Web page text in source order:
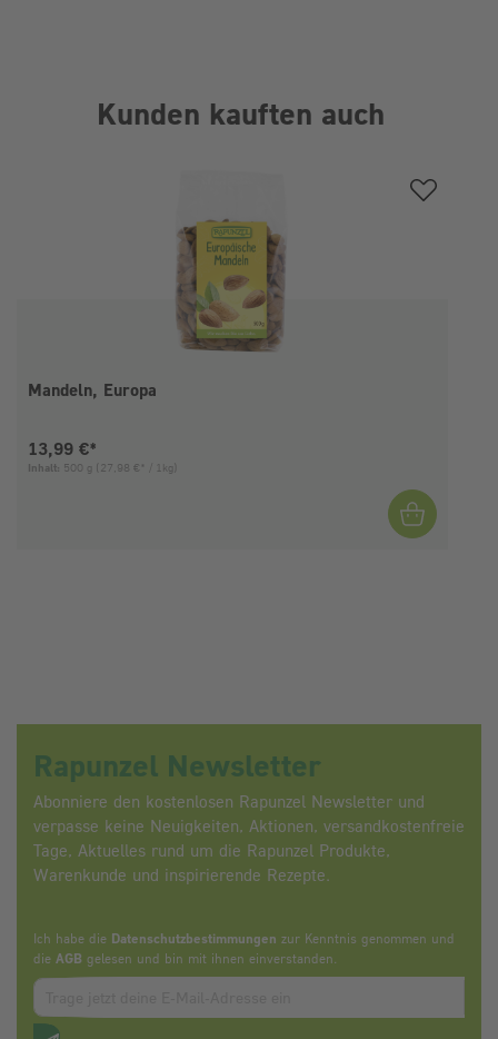
Kunden kauften auch
Mandeln, Europa
Aktueller Preis:
13,99 €*
Inhalt: 500 g (27,98 €* / 1kg)
Rapunzel Newsletter
Abonniere den kostenlosen Rapunzel Newsletter und
verpasse keine Neuigkeiten, Aktionen, versandkostenfreie
Tage, Aktuelles rund um die Rapunzel Produkte,
Warenkunde und inspirierende Rezepte.
Ich habe die Datenschutzbestimmungen zur Kenntnis genommen und
die AGB gelesen und bin mit ihnen einverstanden.
Zum abbonieren des Newsletters, bitte E-Mail Adresse